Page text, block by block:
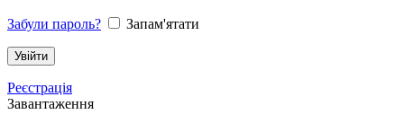
Забули пароль? Запам'ятати
Реєстрація
Завантаження